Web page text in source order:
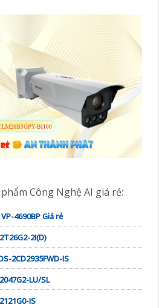
Công Nghệ AI giá rẻ:
4690BP Giá rẻ
2I(D)
2CD2935FWD-IS
LU/SL
IS